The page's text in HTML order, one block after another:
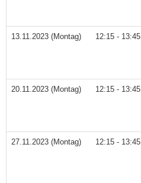
13.11.2023 (Montag) 12:15 - 13:45
20.11.2023 (Montag) 12:15 - 13:45
27.11.2023 (Montag) 12:15 - 13:45